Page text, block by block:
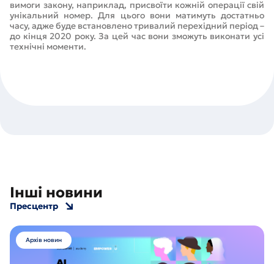
вимоги закону, наприклад, присвоїти кожній операції свій
унікальний номер. Для цього вони матимуть достатньо
часу, адже буде встановлено тривалий перехідний період –
до кінця 2020 року. За цей час вони зможуть виконати усі
технічні моменти.
Інші новини
Пресцентр
Архів новин